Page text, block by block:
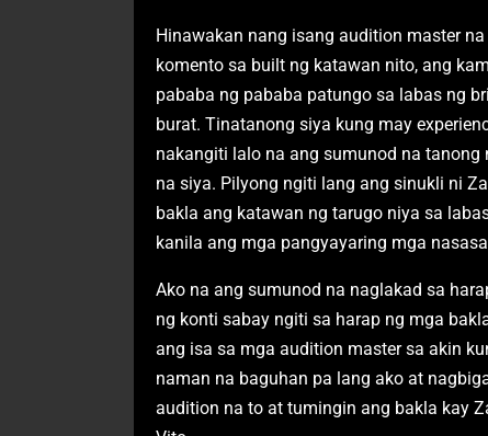
Hinawakan nang isang audition master
komento sa built ng katawan nito, ang
pababa ng pababa patungo sa labas ng
burat. Tinatanong siya kung may
nakangiti lalo na ang sumunod na
na siya. Pilyong ngiti lang ang sinukli ni
bakla ang katawan ng tarugo niya sa
kanila ang mga pangyayaring mga
Ako na ang sumunod na naglakad sa
ng konti sabay ngiti sa harap ng mga
ang isa sa mga audition master sa akin
naman na baguhan pa lang ako at
audition na to at tumingin ang bakla kay